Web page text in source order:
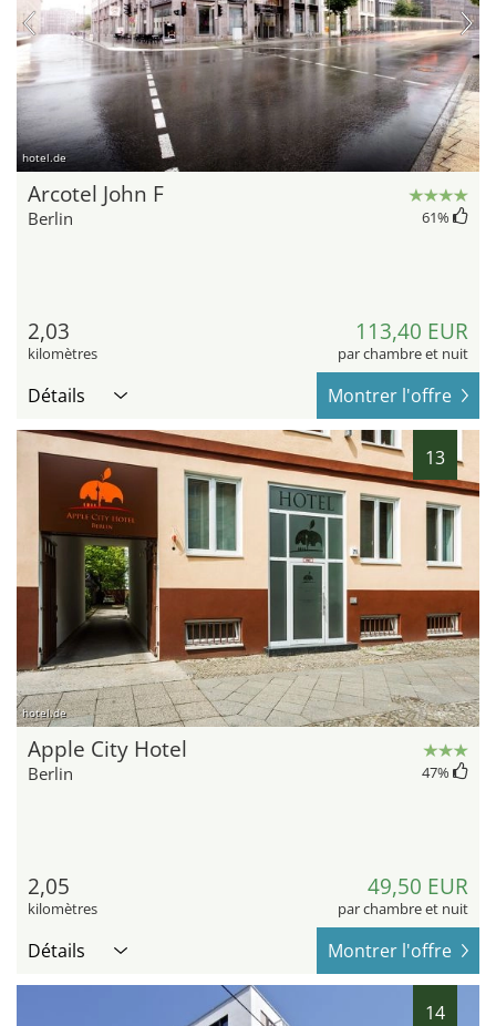
hotel.de
Arcotel John F
Berlin 61%
2,03
kilomètres
113,40 EUR
par chambre et nuit
Détails Montrer l'offre
13
hotel.de
Apple City Hotel
Berlin 47%
2,05
kilomètres
49,50 EUR
par chambre et nuit
Détails Montrer l'offre
14